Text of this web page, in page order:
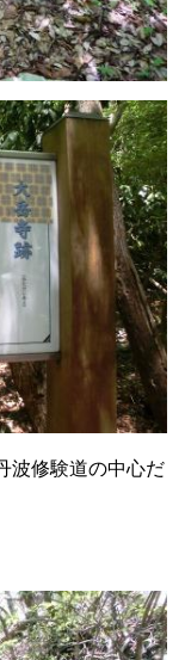
波修験道の中心だ